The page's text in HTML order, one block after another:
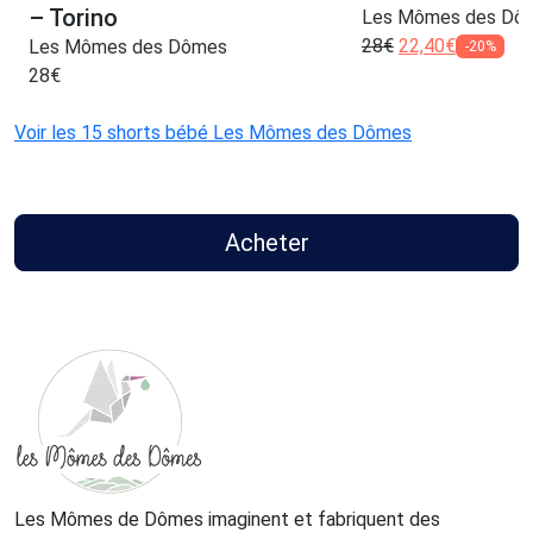
– Torino
Les Mômes des Dômes
28€
Les Mômes des
28€ 22,40€ -20%
Voir les 15 shorts bébé Les Mômes des Dômes
Acheter
Les Mômes de Dômes imaginent et fabriquent des